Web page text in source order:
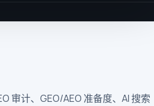
审计、GEO/AEO 准备度、AI 搜索